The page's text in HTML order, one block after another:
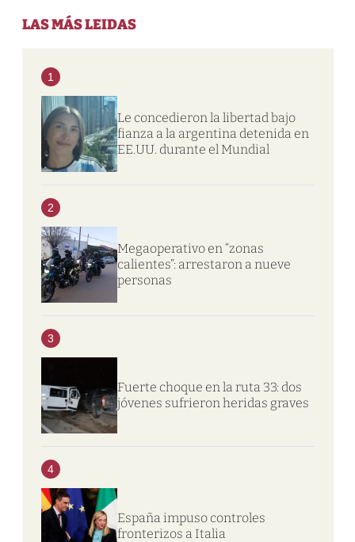
LAS MÁS LEIDAS
1
Le concedieron la libertad bajo
fianza a la argentina detenida en
EE.UU. durante el Mundial
2
Megaoperativo en “zonas
calientes”: arrestaron a nueve
personas
3
Fuerte choque en la ruta 33: dos
jóvenes sufrieron heridas graves
4
España impuso controles
fronterizos a Italia